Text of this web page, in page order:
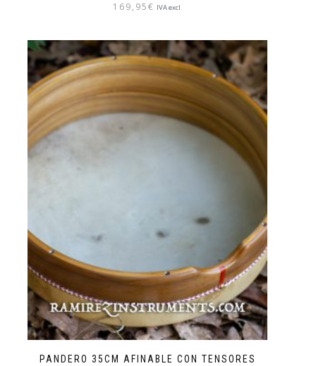
169,95€ IVA excl.
PANDERO 35CM AFINABLE CON TENSORES